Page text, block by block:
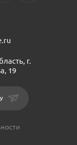
г.
19